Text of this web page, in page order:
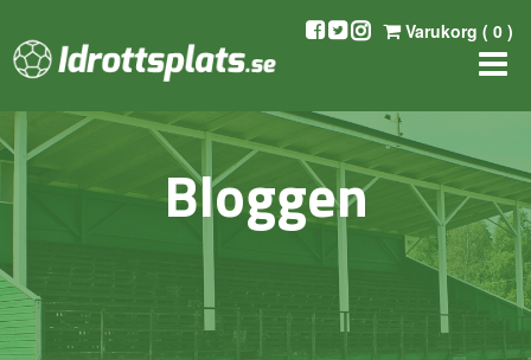
Varukorg ( 0 )
Bloggen